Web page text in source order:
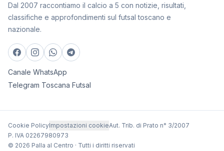
Dal 2007 raccontiamo il calcio a 5 con notizie, risultati,
classifiche e approfondimenti sul futsal toscano e
nazionale.
Canale WhatsApp
Telegram Toscana Futsal
Cookie PolicyImpostazioni cookieAut. Trib. di Prato n° 3/2007
P. IVA 02267980973
© 2026 Palla al Centro · Tutti i diritti riservati